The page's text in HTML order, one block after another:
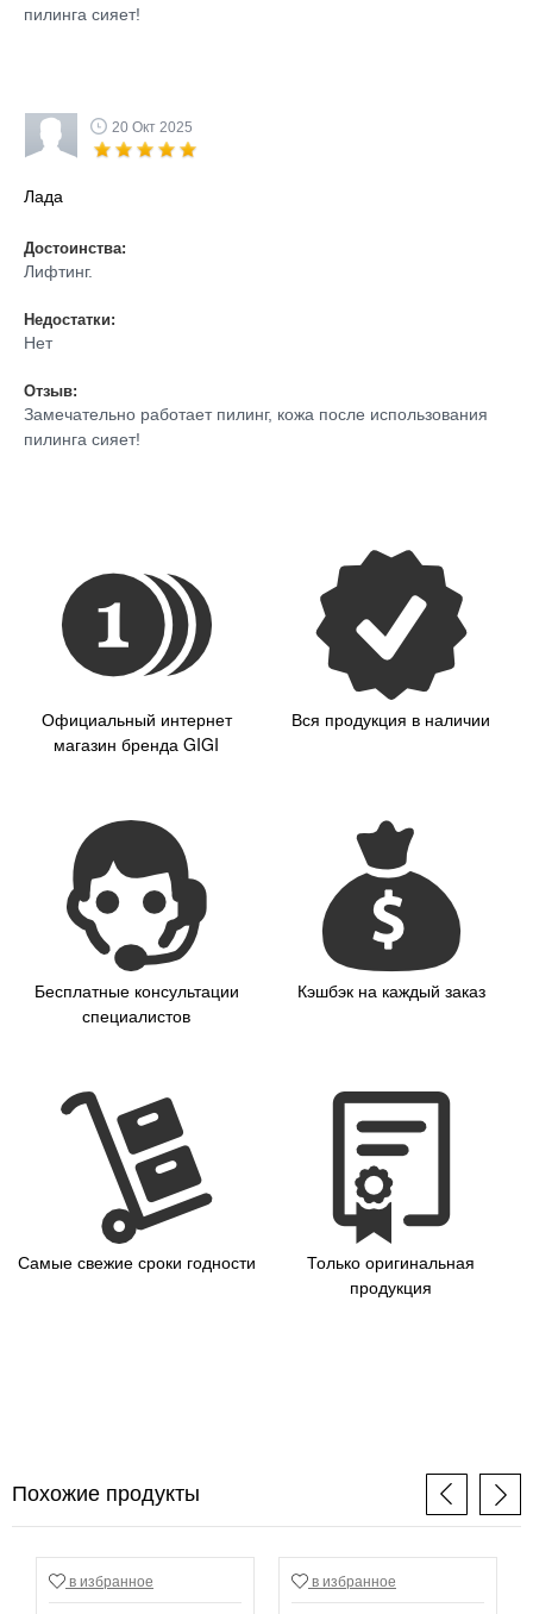
пилинга сияет!
20 Окт 2025
Лада
Достоинства:
Лифтинг.
Недостатки:
Нет
Отзыв:
Замечательно работает пилинг, кожа после использования
пилинга сияет!
Официальный интернет
магазин бренда GIGI
Вся продукция в наличии
Бесплатные консультации
специалистов
Кэшбэк на каждый заказ
Самые свежие сроки годности
Только оригинальная
продукция
Похожие продукты
в избранное в избранное